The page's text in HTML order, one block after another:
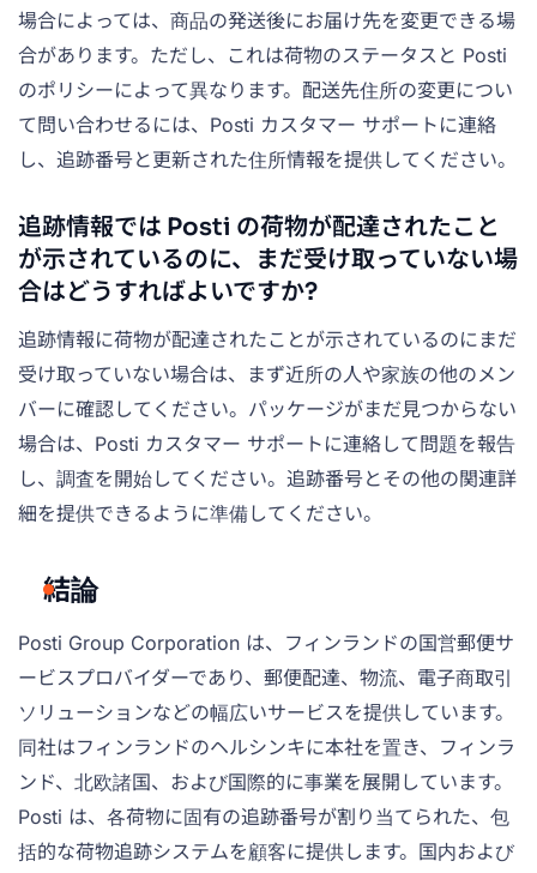
場合によっては、商品の発送後にお届け先を変更できる場
合があります。ただし、これは荷物のステータスと Posti
のポリシーによって異なります。配送先住所の変更につい
て問い合わせるには、Posti カスタマー サポートに連絡
し、追跡番号と更新された住所情報を提供してください。
追跡情報では Posti の荷物が配達されたこと
が示されているのに、まだ受け取っていない場
合はどうすればよいですか?
追跡情報に荷物が配達されたことが示されているのにまだ
受け取っていない場合は、まず近所の人や家族の他のメン
バーに確認してください。パッケージがまだ見つからない
場合は、Posti カスタマー サポートに連絡して問題を報告
し、調査を開始してください。追跡番号とその他の関連詳
細を提供できるように準備してください。
結論
Posti Group Corporation は、フィンランドの国営郵便サ
ービスプロバイダーであり、郵便配達、物流、電子商取引
ソリューションなどの幅広いサービスを提供しています。
同社はフィンランドのヘルシンキに本社を置き、フィンラ
ンド、北欧諸国、および国際的に事業を展開しています。
Posti は、各荷物に固有の追跡番号が割り当てられた、包
括的な荷物追跡システムを顧客に提供します。国内および